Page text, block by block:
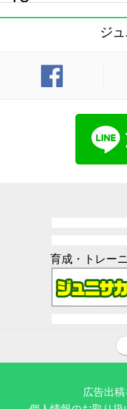
ジ
育成・トレー
広告出